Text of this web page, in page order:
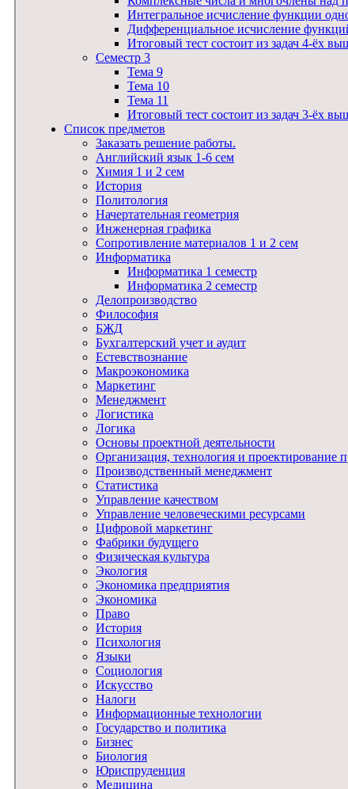
Интегральное исчисление функции
Дифференциальное исчисление
Итоговый тест состоит из задач 4-ёх
Семестр 3
Тема 9
Тема 10
Тема 11
Итоговый тест состоит из задач 3-ёх
Список предметов
Заказать решение работы.
Английский язык 1-6 сем
Химия 1 и 2 сем
История
Политология
Начертательная геометрия
Инженерная графика
Сопротивление материалов 1 и 2 сем
Информатика
Информатика 1 семестр
Информатика 2 семестр
Делопроизводство
Философия
БЖД
Бухгалтерский учет и аудит
Естевствознание
Макроэкономика
Маркетинг
Менеджмент
Логистика
Логика
Основы проектной деятельности
Организация, технология и проектирование
Производственный менеджмент
Статистика
Управление качеством
Управление человеческими ресурсами
Цифровой маркетинг
Фабрики будущего
Физическая культура
Экология
Экономика предприятия
Экономика
Право
История
Психология
Языки
Социология
Искусство
Налоги
Информационные технологии
Государство и политика
Бизнес
Биология
Юриспруденция
Медицина